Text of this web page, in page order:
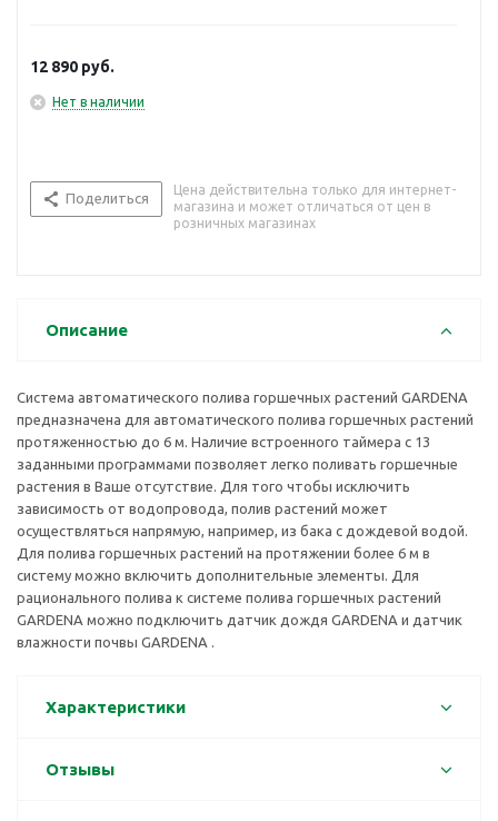
12 890 руб.
Нет в наличии
Поделиться
Цена действительна только для интернет-
магазина и может отличаться от цен в
розничных магазинах
Описание
Система автоматического полива горшечных растений GARDENA
предназначена для автоматического полива горшечных растений
протяженностью до 6 м. Наличие встроенного таймера с 13
заданными программами позволяет легко поливать горшечные
растения в Ваше отсутствие. Для того чтобы исключить
зависимость от водопровода, полив растений может
осуществляться напрямую, например, из бака с дождевой водой.
Для полива горшечных растений на протяжении более 6 м в
систему можно включить дополнительные элементы. Для
рационального полива к системе полива горшечных растений
GARDENA можно подключить датчик дождя GARDENA и датчик
влажности почвы GARDENA .
Характеристики
Отзывы